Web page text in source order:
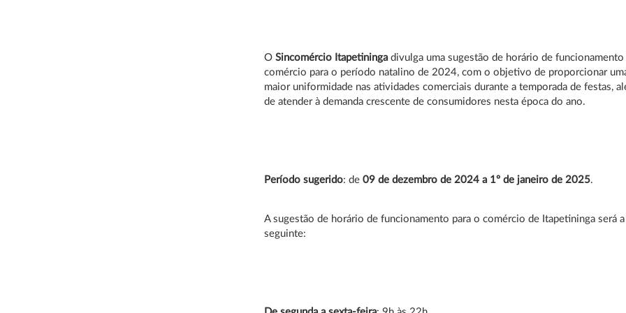
OSincomércio Itapetininga divulga uma sugestão de horário de funcionamento
comércio para o período natalino de 2024, com o objetivo de proporcionar
maior uniformidade nas atividades comerciais durante a temporada de festas,
de atender à demanda crescente de consumidores nesta época do ano.
Período sugerido: de09 de dezembro de 2024 a 1º de janeiro de 2025.
A sugestão de horário de funcionamento para o comércio de Itapetininga será a
seguinte: